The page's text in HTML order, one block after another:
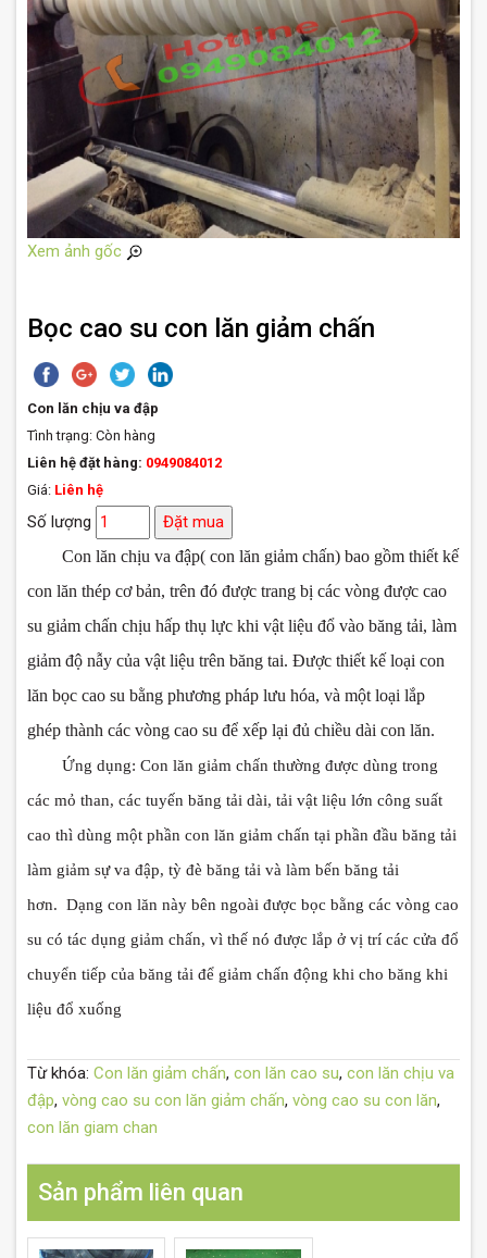
Xem ảnh gốc
Bọc cao su con lăn giảm chấn
Con lăn chịu va đập
Tình trạng: Còn hàng
Liên hệ đặt hàng: 0949084012
Giá: Liên hệ
Số lượng Đặt mua
Con lăn chịu va đập( con lăn giảm chấn) bao gồm thiết kế
con lăn thép cơ bản, trên đó được trang bị các vòng được cao
su giảm chấn chịu hấp thụ lực khi vật liệu đổ vào băng tải, làm
giảm độ nẫy của vật liệu trên băng tai. Được thiết kế loại con
lăn bọc cao su bằng phương pháp lưu hóa, và một loại lắp
ghép thành các vòng cao su để xếp lại đủ chiều dài con lăn.
Ứng dụng: Con lăn giảm chấn thường được dùng trong
các mỏ than, các tuyến băng tải dài, tải vật liệu lớn công suất
cao thì dùng một phần con lăn giảm chấn tại phần đầu băng tải
làm giảm sự va đập, tỳ đè băng tải và làm bến băng tải
hơn. Dạng con lăn này bên ngoài được bọc bằng các vòng cao
su có tác dụng giảm chấn, vì thế nó được lắp ở vị trí các cửa đổ
chuyển tiếp của băng tải để giảm chấn động khi cho băng khi
liệu đổ xuống
Từ khóa: Con lăn giảm chấn, con lăn cao su, con lăn chịu va
đập, vòng cao su con lăn giảm chấn, vòng cao su con lăn,
con lăn giam chan
Sản phẩm liên quan